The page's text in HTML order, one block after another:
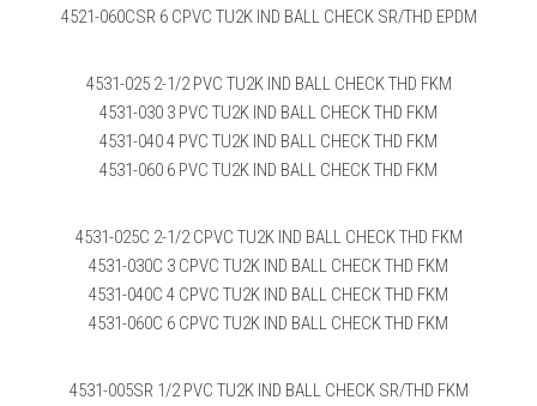
4521-060CSR 6 CPVC TU2K IND BALL CHECK SR/THD EPDM
4531-025 2-1/2 PVC TU2K IND BALL CHECK THD FKM
4531-030 3 PVC TU2K IND BALL CHECK THD FKM
4531-040 4 PVC TU2K IND BALL CHECK THD FKM
4531-060 6 PVC TU2K IND BALL CHECK THD FKM
4531-025C 2-1/2 CPVC TU2K IND BALL CHECK THD FKM
4531-030C 3 CPVC TU2K IND BALL CHECK THD FKM
4531-040C 4 CPVC TU2K IND BALL CHECK THD FKM
4531-060C 6 CPVC TU2K IND BALL CHECK THD FKM
4531-005SR 1/2 PVC TU2K IND BALL CHECK SR/THD FKM